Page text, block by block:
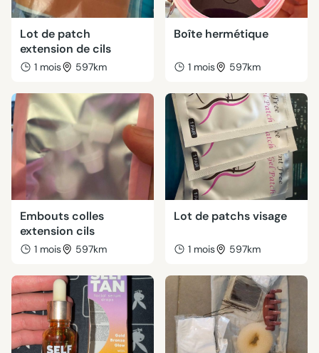
Lot de patch
extension de cils
1 mois 597km
Boîte hermétique
1 mois 597km
Embouts colles
extension cils
1 mois 597km
Lot de patchs visage
1 mois 597km